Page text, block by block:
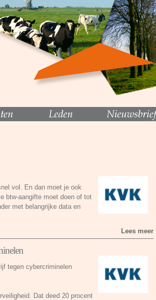
vol. En dan moet je ook
btw-aangifte moet doen of tot
met belangrijke data en
Lees meer
tegen cybercriminelen
Dat deed 20 procent